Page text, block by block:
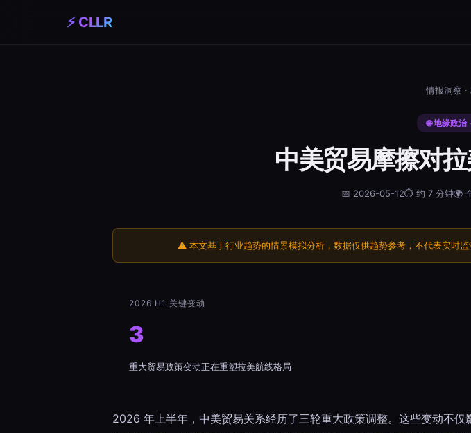
⚡ CLLR
情报洞察
🌐 地缘政治
中美贸易摩擦对
📅 2026-05-12⏱ 约 7 分钟🌍
⚠️ 本文基于行业趋势的情景模拟分析，数据仅供趋势参考，不代表实时监
2026 H1 关键变动
3
重大贸易政策变动正在重塑拉美航线格局
2026 年上半年，中美贸易关系经历了三轮重大政策调整。这些变动不仅